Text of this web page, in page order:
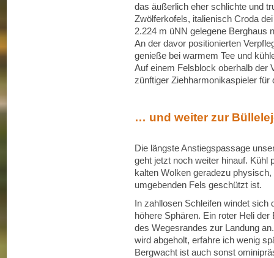
das äußerlich eher schlichte und
Zwölferkofels, italienisch Croda
2.224 m üNN gelegene Berghaus
An der davor positionierten
genieße bei warmem Tee und
Auf einem Felsblock oberhalb der
zünftiger Ziehharmonikaspieler
… und weiter zur
Die längste Anstiegspassage
geht jetzt noch weiter hinauf. Kühl
kalten Wolken geradezu
umgebenden Fels geschützt ist.
In zahllosen Schleifen windet sich
höhere Sphären. Ein roter Heli
des Wegesrandes zur Landung
wird abgeholt, erfahre ich wenig
Bergwacht ist auch sonst